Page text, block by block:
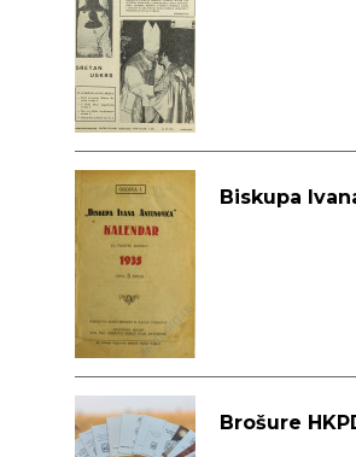
Biskupa
Brošure